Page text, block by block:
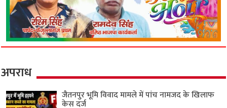
अपराध
जैतनपुर भूमि विवाद मामले में पांच नामजद के खिलाफ
केस दर्ज